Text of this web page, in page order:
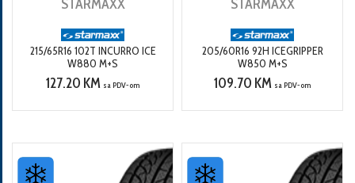
STARMAXX
215/65R16 102T INCURRO ICE
W880 M+S
127.20 KM sa PDV-om
STARMAXX
205/60R16 92H ICEGRIPPER
W850 M+S
109.70 KM sa PDV-om